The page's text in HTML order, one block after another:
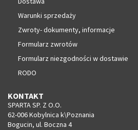
Warunki sprzedaży
Zwroty- dokumenty, informacje
Formularz zwrotów
Formularz niezgodności w dostawie
RODO
KONTAKT
SPARTA SP. Z O.O.
62-006 Kobylnica k\Poznania
Bogucin, ul. Boczna 4